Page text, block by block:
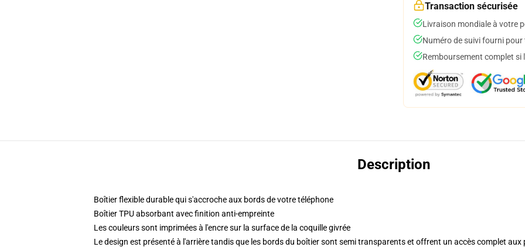
Transaction sécurisée
Livraison mondiale à votre
Numéro de suivi fourni pour
Remboursement complet si
Description
Boîtier flexible durable qui s'accroche aux bords de votre téléphone
Boîtier TPU absorbant avec finition anti-empreinte
Les couleurs sont imprimées à l'encre sur la surface de la coquille givrée
Le design est présenté à l'arrière tandis que les bords du boîtier sont semi transparents et offrent un accès complet aux